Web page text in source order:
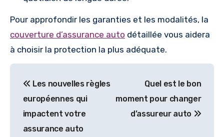
Pour approfondir les garanties et les modalités, la
couverture d’assurance auto détaillée vous aidera
à choisir la protection la plus adéquate.
de
l’article
Les nouvelles règles
européennes qui
impactent votre
assurance auto
Quel est le bon
moment pour changer
d’assureur auto